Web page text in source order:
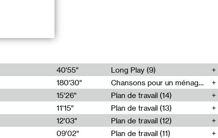
falaises,
Réseaux de
Ils sont
les
venus, les
sans
ni sur le
40'55"
Long Play (9)
180'30"
Chansons pour un ménage seul (4)
15'26"
Plan de travail (14)
11'15"
Plan de travail (13)
12'03"
Plan de travail (12)
09'02"
Plan de travail (11)